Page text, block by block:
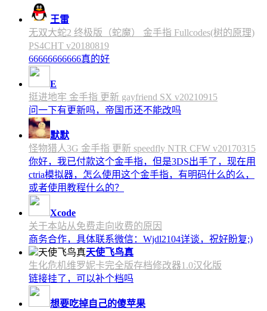
王雷
无双大蛇2 终极版（蛇魔） 金手指 Fullcodes(树的原理)
PS4CHT v20180819
66666666666真的好
E
挺进地牢 金手指 更新 gayfriend SX v20210915
问一下有更新吗，帝国币还不能改吗
默默
怪物猎人3G 金手指 更新 speedfly NTR CFW v20170315
你好，我已付款这个金手指，但是3DS出手了，现在用
ctria模拟器，怎么使用这个金手指，有明码什么的么，
或者使用教程什么的？
Xcode
关于本站从免费走向收费的原因
商务合作，具体联系微信：Wjdl2104详谈，祝好盼复;)
天使飞鸟真
生化危机维罗妮卡完全版存档修改器1.0汉化版
链接挂了，可以补个档吗
想要吃掉自己的傻苹果